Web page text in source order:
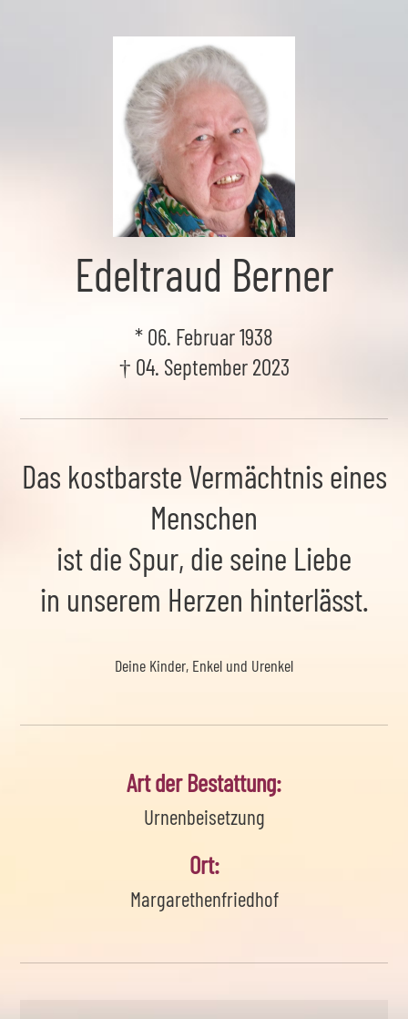
Edeltraud Berner
* 06. Februar 1938
† 04. September 2023
Das kostbarste Vermächtnis eines
Menschen
ist die Spur, die seine Liebe
in unserem Herzen hinterlässt.
Deine Kinder, Enkel und Urenkel
Art der Bestattung:
Urnenbeisetzung
Ort:
Margarethenfriedhof